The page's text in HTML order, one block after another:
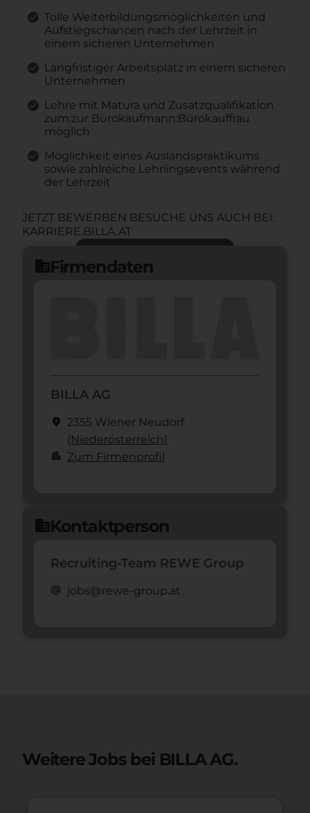
Tolle Weiterbildungsmöglichkeiten und
Aufstiegschancen nach der Lehrzeit in
einem sicheren Unternehmen
Langfristiger Arbeitsplatz in einem sicheren
Unternehmen
Lehre mit Matura und Zusatzqualifikation
zum:zur Bürokaufmann:Bürokauffrau
möglich
Möglichkeit eines Auslandspraktikums
sowie zahlreiche Lehrlingsevents während
der Lehrzeit
JETZT BEWERBEN BESUCHE UNS AUCH BEI:
KARRIERE.BILLA.AT
domainFirmendaten
BILLA AG
location_on 2355 Wiener Neudorf
(Nieder­österreich)
apartment Zum Firmenprofil
domainKontaktperson
Recruiting-Team REWE Group
alternate_email jobs@rewe-group.at
Weitere Jobs bei BILLA AG.